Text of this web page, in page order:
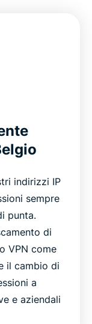
indirizzi IP
sempre
punta.
di
VPN come
il cambio di
a
e aziendali